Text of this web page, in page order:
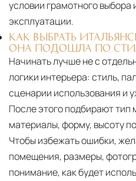
условии грамотного выбора
эксплуатации.
КАК ВЫБРАТЬ
ОНА ПОДОШЛА ПО
Начинать лучше не с
логики интерьера: стиль,
сценарии использования и
После этого подбирают тип
материалы, форму, высоту
Чтобы избежать ошибки,
помещения, размеры,
понимание, как будет